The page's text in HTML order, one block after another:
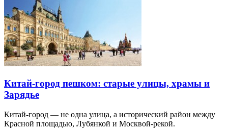
Китай-город пешком: старые улицы, храмы и
Зарядье
Китай-город — не одна улица, а исторический район между
Красной площадью, Лубянкой и Москвой-рекой.